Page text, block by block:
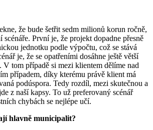
že bude šetřit sedm milionů korun ročně,
scénáře. První je, že projekt dopadne přesně
jednotku podle výpočtu, což se stává
je, že se opatřeními dosáhne ještě větší
V tom případě si mezi klientem dělíme nad
případem, díky kterému právě klient má
podúspora. Tedy rozdíl, mezi skutečnou a
z naší kapsy. To už preferovaný scénář
chybách se nejlépe učí.
hlavně municipalit?